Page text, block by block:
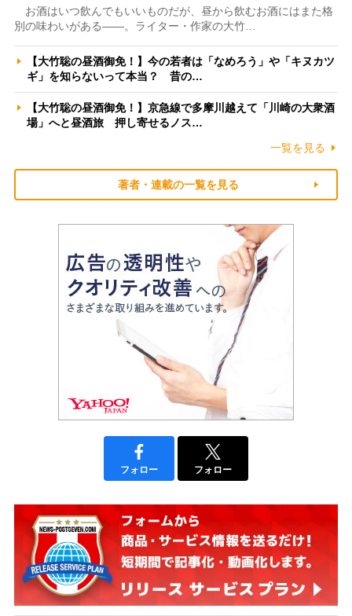
お酒はいつ飲んでもいいものだが、昼から飲むお酒にはまた格
別の味わいがある――。ライター・作家の大竹…
【大竹聡の昼酒御免！】今の若者は「なめろう」や「キヌカツ
ギ」を知らないって本当？ 昔の…
【大竹聡の昼酒御免！】京急線で多摩川越えて「川崎の大衆酒
場」へと昼酒旅 押し寄せるノス…
一覧を見る
著者・連載の一覧を見る
フォロー フォロー